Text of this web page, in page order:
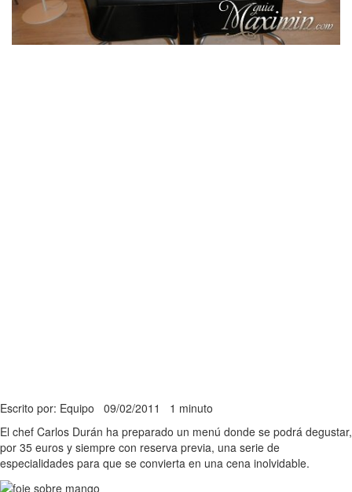
Escrito por: Equipo 09/02/2011 1 minuto
El chef Carlos Durán ha preparado un menú donde se podrá degustar,
por 35 euros y siempre con reserva previa, una serie de
especialidades para que se convierta en una cena inolvidable.